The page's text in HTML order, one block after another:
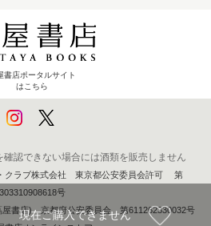
現在ご購入できません
書店ポータルサイト
はこちら
認できない場合には酒類を販売しません
クラブ株式会社 東京都公安委員会許可 第
303310908618号
屋書店) 京都府公安委員会 第611262330032号